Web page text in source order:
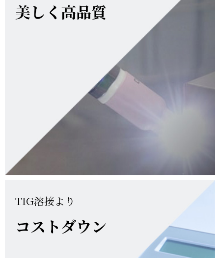
美しく高品質
TIG溶接より
コストダウン